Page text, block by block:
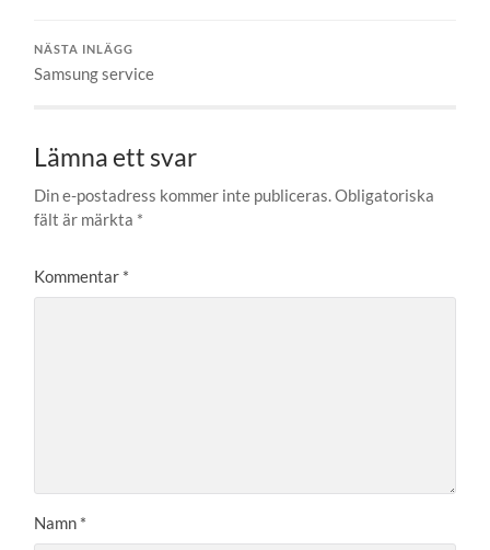
NÄSTA INLÄGG
Samsung service
Lämna ett svar
Din e-postadress kommer inte publiceras.Obligatoriska
fält är märkta *
Kommentar *
Namn *